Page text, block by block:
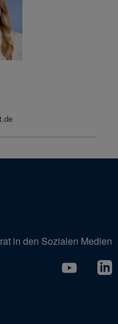
in den Sozialen Medien